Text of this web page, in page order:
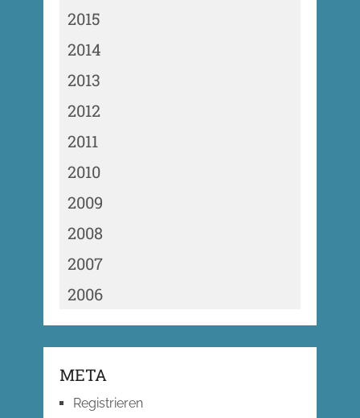
2015
2014
2013
2012
2011
2010
2009
2008
2007
2006
META
Registrieren